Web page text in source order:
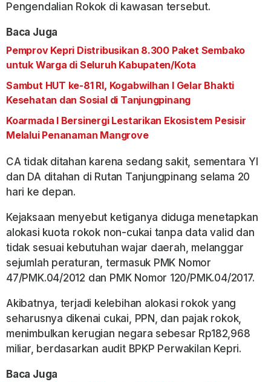
Pengendalian Rokok di kawasan tersebut.
Baca Juga
Pemprov Kepri Distribusikan 8.300 Paket Sembako
untuk Warga di Seluruh Kabupaten/Kota
Sambut HUT ke-81 RI, Kogabwilhan I Gelar Bhakti
Kesehatan dan Sosial di Tanjungpinang
Koarmada I Bersinergi Lestarikan Ekosistem Pesisir
Melalui Penanaman Mangrove
CA tidak ditahan karena sedang sakit, sementara YI
dan DA ditahan di Rutan Tanjungpinang selama 20
hari ke depan.
Kejaksaan menyebut ketiganya diduga menetapkan
alokasi kuota rokok non-cukai tanpa data valid dan
tidak sesuai kebutuhan wajar daerah, melanggar
sejumlah peraturan, termasuk PMK Nomor
47/PMK.04/2012 dan PMK Nomor 120/PMK.04/2017.
Akibatnya, terjadi kelebihan alokasi rokok yang
seharusnya dikenai cukai, PPN, dan pajak rokok,
menimbulkan kerugian negara sebesar Rp182,968
miliar, berdasarkan audit BPKP Perwakilan Kepri.
Baca Juga